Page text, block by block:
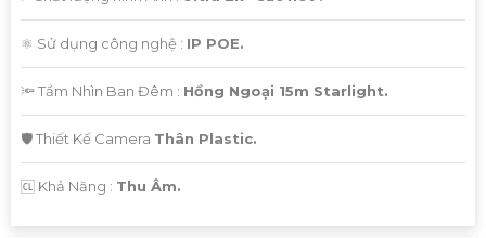
⚛️ Sử dụng công nghệ : IP POE.
🔦 Tầm Nhìn Ban Đêm : Hồng Ngoại 15m Starlight.
🛡 Thiết Kế Camera Thân Plastic.
️🆑 Khả Năng : Thu Âm.